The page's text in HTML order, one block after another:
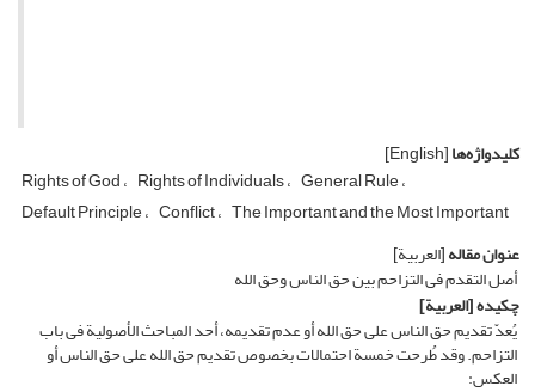
کلیدواژه‌ها[English]
Rights of God Rights of Individuals General Rule
Default Principle Conflict The Important and the Most Important
عنوان مقاله[العربیة]
أصل التقدم فی التزاحم بین حق الناس وحق الله
چکیده[العربیة]
یُعدّ تقدیم حق الناس على حق الله أو عدم تقدیمه، أحد المباحث الأصولیة فی باب
التزاحم. وقد طُرحت خمسة احتمالات بخصوص تقدیم حق الله على حق الناس أو
العکس: